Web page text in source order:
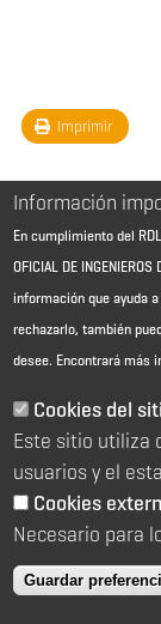
Imprimir
Aviso Legal -
Política de cookies
Política de
Sitemap
C/ Almagro 2 1º
91 391 10 66
coit@coit.es
Información
En cumplimiento del
OFICIAL DE
información que ayuda
rechazarlo, también
desee. Encontrará más
Cookies del
Este sitio utiliza
usuarios y el
Cookies
Necesario para
Guardar